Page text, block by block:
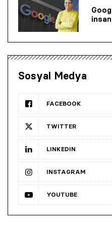
Sosyal Medya
FACEBOOK
TWITTER
LINKEDIN
INSTAGRAM
YOUTUBE